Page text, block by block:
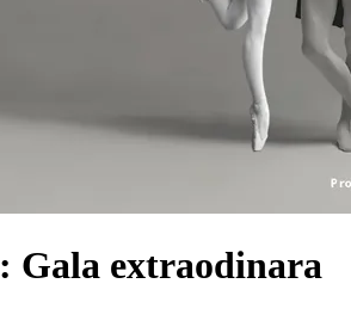
: Gala extraodinara